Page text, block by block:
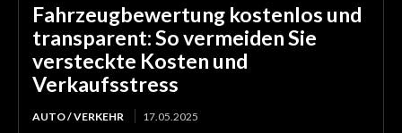
Fahrzeugbewertung kostenlos und
transparent: So vermeiden Sie
versteckte Kosten und
Verkaufsstress
AUTO / VERKEHR 17.05.2025